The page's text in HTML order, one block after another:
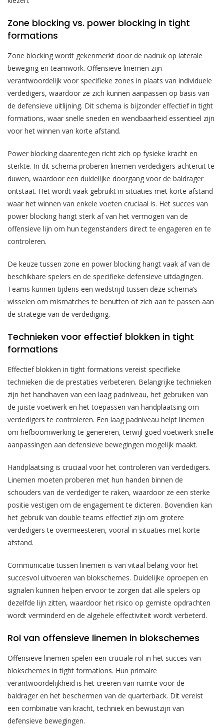
Zone blocking vs. power blocking in tight
formations
Zone blocking wordt gekenmerkt door de nadruk op laterale
beweging en teamwork. Offensieve linemen zijn
verantwoordelijk voor specifieke zones in plaats van individuele
verdedigers, waardoor ze zich kunnen aanpassen op basis van
de defensieve uitlijning. Dit schema is bijzonder effectief in tight
formations, waar snelle sneden en wendbaarheid essentieel zijn
voor het winnen van korte afstand.
Power blocking daarentegen richt zich op fysieke kracht en
sterkte. In dit schema proberen linemen verdedigers achteruit te
duwen, waardoor een duidelijke doorgang voor de baldrager
ontstaat. Het wordt vaak gebruikt in situaties met korte afstand
waar het winnen van enkele voeten cruciaal is. Het succes van
power blocking hangt sterk af van het vermogen van de
offensieve lijn om hun tegenstanders direct te engageren en te
controleren.
De keuze tussen zone en power blocking hangt vaak af van de
beschikbare spelers en de specifieke defensieve uitdagingen.
Teams kunnen tijdens een wedstrijd tussen deze schema’s
wisselen om mismatches te benutten of zich aan te passen aan
de strategie van de verdediging.
Technieken voor effectief blokken in tight
formations
Effectief blokken in tight formations vereist specifieke
technieken die de prestaties verbeteren. Belangrijke technieken
zijn het handhaven van een laag padniveau, het gebruiken van
de juiste voetwerk en het toepassen van handplaatsing om
verdedigers te controleren. Een laag padniveau helpt linemen
om hefboomwerking te genereren, terwijl goed voetwerk snelle
aanpassingen aan defensieve bewegingen mogelijk maakt.
Handplaatsing is cruciaal voor het controleren van verdedigers.
Linemen moeten proberen met hun handen binnen de
schouders van de verdediger te raken, waardoor ze een sterke
positie vestigen om de engagement te dicteren. Bovendien kan
het gebruik van double teams effectief zijn om grotere
verdedigers te overmeesteren, vooral in situaties met korte
afstand.
Communicatie tussen linemen is van vitaal belang voor het
succesvol uitvoeren van blokschemes. Duidelijke oproepen en
signalen kunnen helpen ervoor te zorgen dat alle spelers op
dezelfde lijn zitten, waardoor het risico op gemiste opdrachten
wordt verminderd en de algehele effectiviteit wordt verbeterd.
Rol van offensieve linemen in blokschemes
Offensieve linemen spelen een cruciale rol in het succes van
blokschemes in tight formations. Hun primaire
verantwoordelijkheid is het creëren van ruimte voor de
baldrager en het beschermen van de quarterback. Dit vereist
een combinatie van kracht, techniek en bewustzijn van
defensieve bewegingen.